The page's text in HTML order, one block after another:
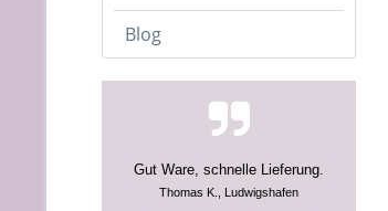
Blog
Gut Ware, schnelle Lieferung.
Thomas K., Ludwigshafen